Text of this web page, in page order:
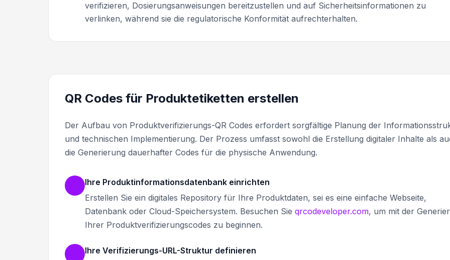
verifizieren, Dosierungsanweisungen bereitzustellen und auf Sicherheitsinformationen zu
verlinken, während sie die regulatorische Konformität aufrechterhalten.
QR Codes für Produktetiketten erstellen
Der Aufbau von Produktverifizierungs-QR Codes erfordert sorgfältige Planung der
und technischen Implementierung. Der Prozess umfasst sowohl die Erstellung digitaler Inhalte als
die Generierung dauerhafter Codes für die physische Anwendung.
Ihre Produktinformationsdatenbank einrichten
Erstellen Sie ein digitales Repository für Ihre Produktdaten, sei es eine einfache Webseite,
Datenbank oder Cloud-Speichersystem. Besuchen Sie qrcodeveloper.com, um mit der
Ihrer Produktverifizierungscodes zu beginnen.
Ihre Verifizierungs-URL-Struktur definieren